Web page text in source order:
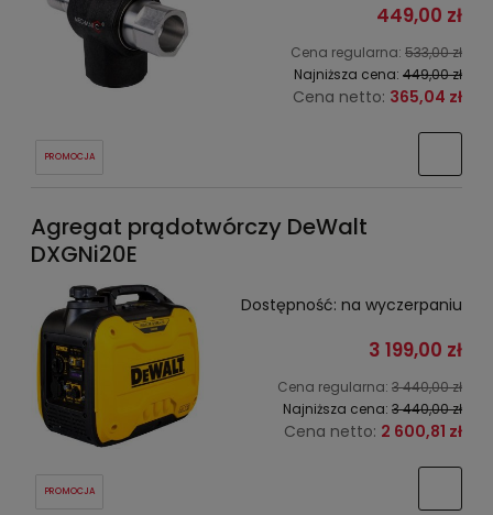
449,00 zł
Cena regularna: 533,00 zł
Najniższa cena: 449,00 zł
Cena netto: 365,04 zł
PROMOCJA
Agregat prądotwórczy DeWalt
DXGNi20E
Dostępność: na wyczerpaniu
3 199,00 zł
Cena regularna: 3 440,00 zł
Najniższa cena: 3 440,00 zł
Cena netto: 2 600,81 zł
PROMOCJA